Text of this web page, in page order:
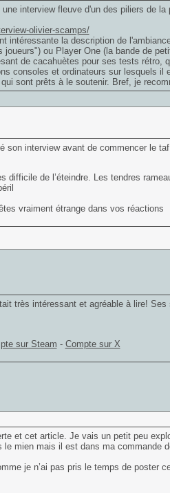
interview fleuve d'un des piliers de
olivier-scamps/
intéressante la description de
joueurs") ou Player One (la bande de
de cacahuètes pour ses tests
consoles et ordinateurs sur lesquels
sont prêts à le soutenir. Bref, je
son interview avant de commencer le
difficile de l’éteindre. Les tendres
vraiment étrange dans vos réactions
très intéressant et agréable à lire!
sur Steam - Compte sur X
et cet article. Je vais un petit peu
le mien mais il est dans ma commande
je n’ai pas pris le temps de poster